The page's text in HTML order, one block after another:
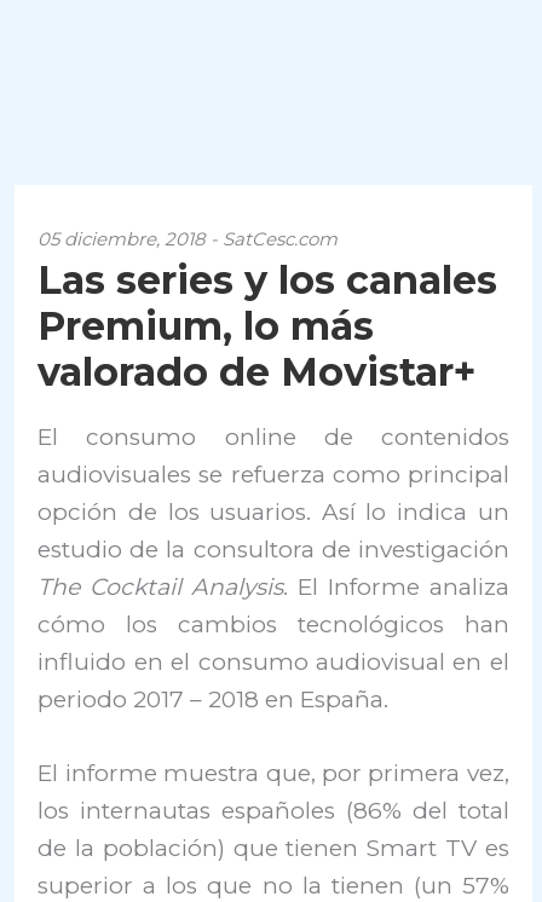
05 diciembre, 2018 - SatCesc.com
Las series y los canales
Premium, lo más
valorado de Movistar+
El consumo online de contenidos
audiovisuales se refuerza como principal
opción de los usuarios. Así lo indica un
estudio de la consultora de investigación
The Cocktail Analysis. El Informe analiza
cómo los cambios tecnológicos han
influido en el consumo audiovisual en el
periodo 2017 – 2018 en España.
El informe muestra que, por primera vez,
los internautas españoles (86% del total
de la población) que tienen Smart TV es
superior a los que no la tienen (un 57%